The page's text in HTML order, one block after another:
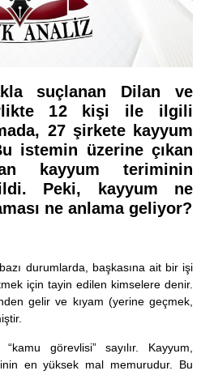
suçlanan Dilan ve
12 kişi ile ilgili
27 şirkete kayyum
istemin üzerine çıkan
kayyum teriminin
Peki, kayyum ne
ne anlama geliyor?
durumlarda, başkasına ait bir işi
için tayin edilen kimselere denir.
gelir ve kıyam (yerine geçmek,
görevlisi” sayılır. Kayyum,
en yüksek mal memurudur. Bu